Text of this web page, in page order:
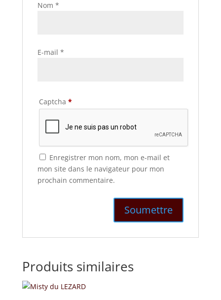
Nom *
E-mail *
Captcha *
Enregistrer mon nom, mon e-mail et
mon site dans le navigateur pour mon
prochain commentaire.
Produits similaires